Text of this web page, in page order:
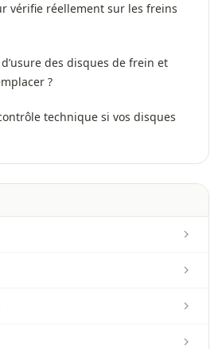
vérifie réellement sur les freins
des disques de frein et
?
technique si vos disques